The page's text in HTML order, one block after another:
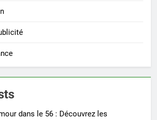
dans le 56 : Découvrez les